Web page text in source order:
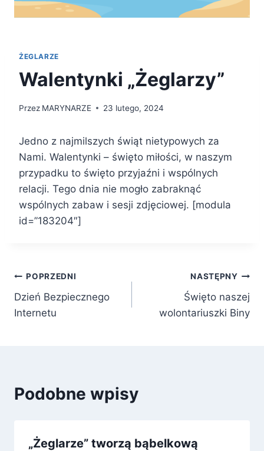
ŻEGLARZE
Walentynki „Żeglarzy”
Przez MARYNARZE 23 lutego, 2024
Jedno z najmilszych świąt nietypowych za
Nami. Walentynki – święto miłości, w naszym
przypadku to święto przyjaźni i wspólnych
relacji. Tego dnia nie mogło zabraknąć
wspólnych zabaw i sesji zdjęciowej. [modula
id=”183204″]
Nawigacja
wpisu
POPRZEDNI
Dzień Bezpiecznego
Internetu
NASTĘPNY
Święto naszej
wolontariuszki Biny
Podobne wpisy
„Żeglarze” tworzą bąbelkową